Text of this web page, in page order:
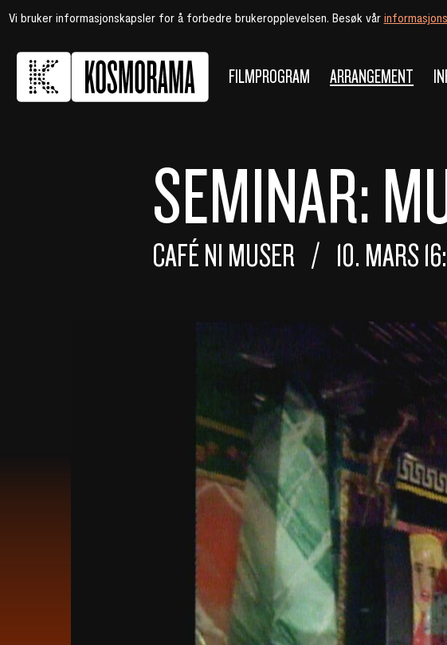
Vi bruker informasjonskapsler for å forbedre brukeropplevelsen. Besøk vår
FILMPROGRAM ARRANGEMENT
SEMINAR:
CAFÉ NI MUSER 10. MARS